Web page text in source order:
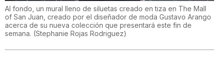
Al fondo, un mural lleno de siluetas creado en tiza en The Mall
of San Juan, creado por el diseñador de moda Gustavo Arango
acerca de su nueva colección que presentará este fin de
semana. (Stephanie Rojas Rodriguez)